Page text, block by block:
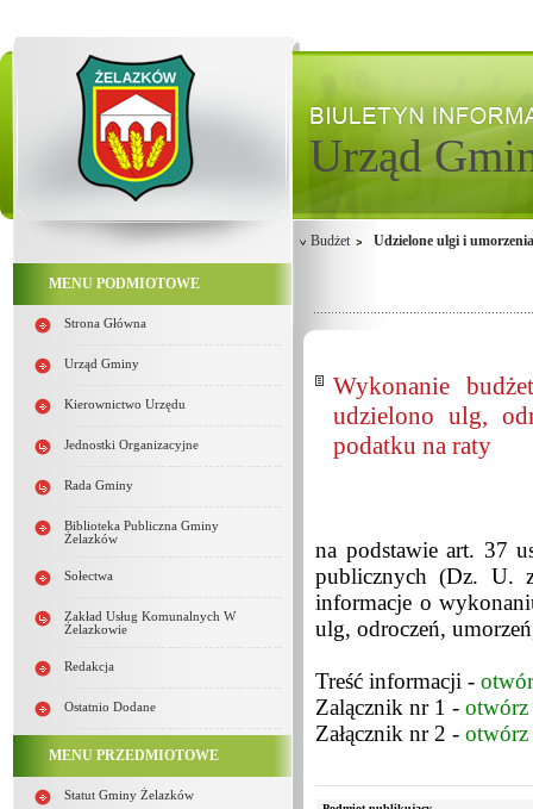
Urząd
MENU PODMIOTOWE
Strona Główna
Urząd Gminy
Kierownictwo Urzędu
Jednostki Organizacyjne
Rada Gminy
Biblioteka Publiczna Gminy
Żelazków
Sołectwa
Zakład Usług Komunalnych W
Żelazkowie
Redakcja
Ostatnio Dodane
MENU PRZEDMIOTOWE
Statut Gminy Żelazków
Budżet Udzielone ulgi i umorzenia
Wykonanie
udzielono ulg,
podatku na raty
na podstawie art. 37
publicznych (Dz. U.
informacje o
ulg, odroczeń,
Treść informacji -
Zalącznik nr 1 - otwórz
Załącznik nr 2 - otwórz